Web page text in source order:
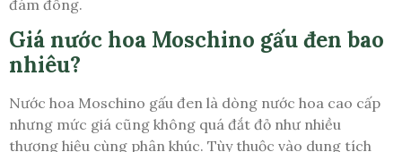
đám đông.
Giá nước hoa Moschino gấu đen bao
nhiêu?
Nước hoa Moschino gấu đen là dòng nước hoa cao cấp
nhưng mức giá cũng không quá đắt đỏ như nhiều
thương hiệu cùng phân khúc. Tùy thuộc vào dung tích